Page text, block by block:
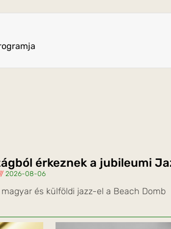
érkeznek a jubileumi
2026-08-06
és külföldi jazz-el a Beach Domb